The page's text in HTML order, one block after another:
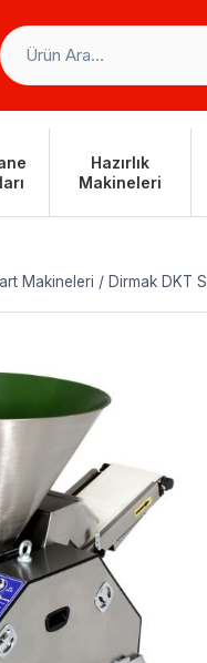
Hazırlık
Makineleri
Makineleri / Dirmak DKT